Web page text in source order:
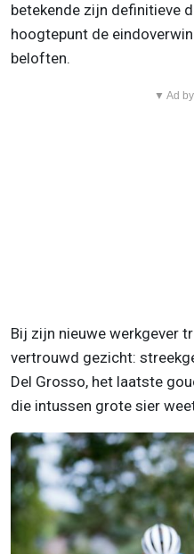
betekende zijn definitieve
hoogtepunt de
beloften.
▼ Ad
Bij zijn nieuwe werkgever
vertrouwd gezicht:
Del Grosso, het laatste
die intussen grote sier